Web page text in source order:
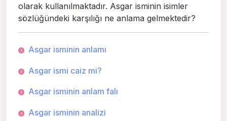
olarak kullanılmaktadır. Asgar isminin isimler
sözlüğündeki karşılığı ne anlama gelmektedir?
Asgar isminin anlamı
Asgar ismi caiz mi?
Asgar isminin anlam falı
Asgar isminin analizi